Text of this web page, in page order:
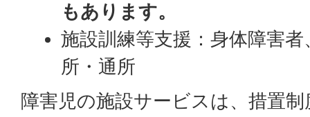
もあります。
施設訓練等支援：身体障害
所・通所
障害児の施設サービスは、措置